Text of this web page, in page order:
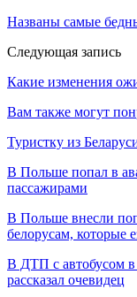
Названы самые
Следующая запись
Какие изменения
Вам также могут
Туристку из
В Польше попал в
пассажирами
В Польше внесли
белорусам, которые
В ДТП с автобусом
рассказал очевидец